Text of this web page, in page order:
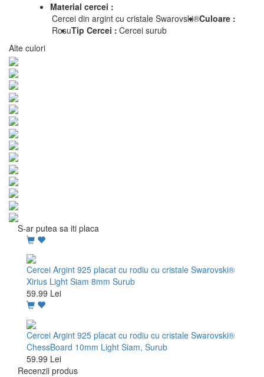
Material cercei :
Cercei din argint cu cristale Swarovski®Culoare :
RosuTip Cercei : Cercei surub
Alte culori
S-ar putea sa iti placa
Cercei Argint 925 placat cu rodiu cu cristale Swarovski®
Xirius Light Siam 8mm Surub
59.99 Lei
Cercei Argint 925 placat cu rodiu cu cristale Swarovski®
ChessBoard 10mm Light Siam, Surub
59.99 Lei
Recenzii produs